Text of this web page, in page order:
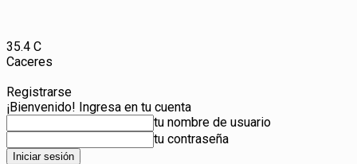
35.4 C
Caceres
Registrarse
¡Bienvenido! Ingresa en tu cuenta
tu nombre de usuario
tu contraseña